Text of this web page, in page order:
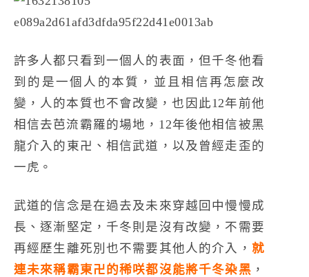
許多人都只看到一個人的表面，但千冬他看
到的是一個人的本質，並且相信再怎麼改
變，人的本質也不會改變，也因此12年前他
相信去芭流霸羅的場地，12年後他相信被黑
龍介入的東卍、相信武道，以及曾經走歪的
一虎。
武道的信念是在過去及未來穿越回中慢慢成
長、逐漸堅定，千冬則是沒有改變，不需要
再經歷生離死別也不需要其他人的介入， 就
連未來稱霸東卍的稀咲都沒能將千冬染黑 ，